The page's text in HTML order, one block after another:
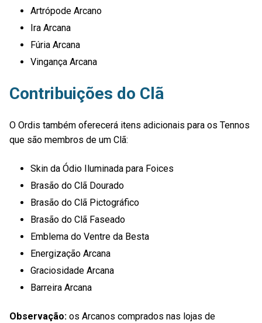
Artrópode Arcano
Ira Arcana
Fúria Arcana
Vingança Arcana
Contribuições do Clã
O Ordis também oferecerá itens adicionais para os Tennos
que são membros de um Clã:
Skin da Ódio Iluminada para Foices
Brasão do Clã Dourado
Brasão do Clã Pictográfico
Brasão do Clã Faseado
Emblema do Ventre da Besta
Energização Arcana
Graciosidade Arcana
Barreira Arcana
Observação: os Arcanos comprados nas lojas de